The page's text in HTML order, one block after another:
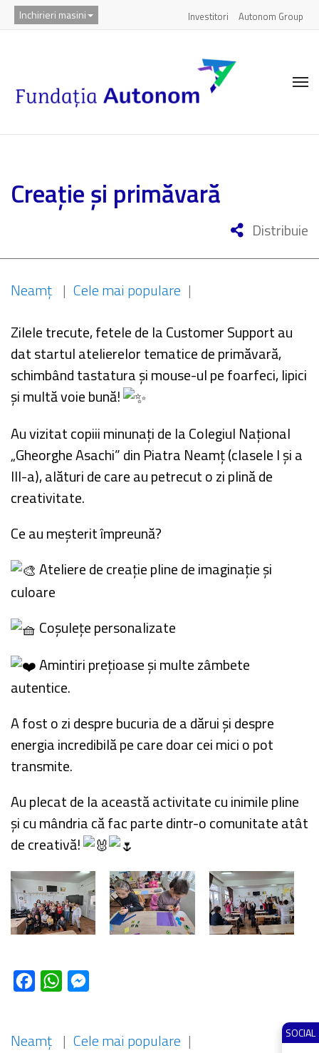
SOCIAL
Inchirieri masini Investitori Autonom Group
Creație și primăvară
Distribuie
Neamț | Cele mai populare |
Zilele trecute, fetele de la Customer Support au
dat startul atelierelor tematice de primăvară,
schimbând tastatura și mouse-ul pe foarfeci, lipici
și multă voie bună!
Au vizitat copiii minunați de la Colegiul Național
„Gheorghe Asachi” din Piatra Neamț (clasele I și a
III-a), alături de care au petrecut o zi plină de
creativitate.
Ce au meșterit împreună?
Ateliere de creație pline de imaginație și
culoare
Coșulețe personalizate
Amintiri prețioase și multe zâmbete
autentice.
A fost o zi despre bucuria de a dărui și despre
energia incredibilă pe care doar cei mici o pot
transmite.
Au plecat de la această activitate cu inimile pline
și cu mândria că fac parte dintr-o comunitate atât
de creativă!
FacebookWhatsApp
Neamț | Cele mai populare |